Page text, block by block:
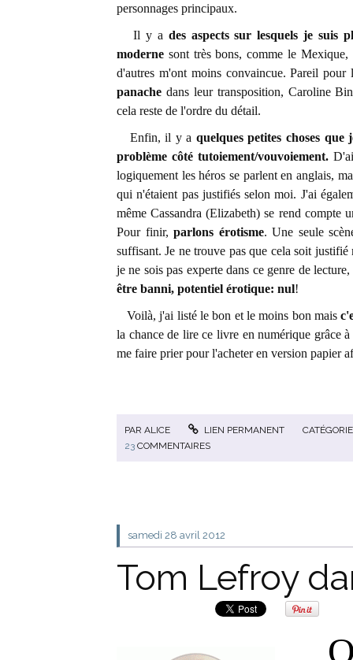
personnages principaux.
Il y a des aspects sur lesquels je suis
moderne sont très bons, comme le
d'autres m'ont moins convaincue. Pareil
panache dans leur transposition, Caroline
cela reste de l'ordre du détail.
Enfin, il y a quelques petites choses que
problème côté tutoiement/vouvoiement.
logiquement les héros se parlent en anglais,
qui n'étaient pas justifiés selon moi. J'ai
même Cassandra (Elizabeth) se rend
Pour finir,parlons érotisme. Une seule
suffisant. Je ne trouve pas que cela soit
je ne sois pas experte dans ce genre de
être banni, potentiel érotique: nul!
Voilà, j'ai listé le bon et le moins bon mais
la chance de lire ce livre en numérique grâce
me faire prier pour l'acheter en version papier
PAR ALICE LIEN PERMANENT
23 COMMENTAIRES
samedi 28 avril 2012
Tom Lefroy